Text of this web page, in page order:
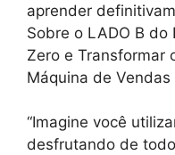
aprender
Sobre o LADO B do
Zero e Transformar
Máquina de
“Imagine você
desfrutando de